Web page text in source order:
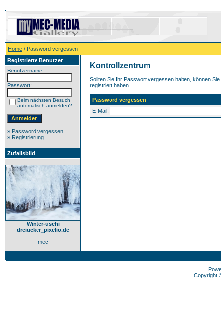
Home / Password vergessen
Registrierte Benutzer
Benutzername:
Passwort:
Beim nächsten Besuch
automatisch anmelden?
» Password vergessen
» Registrierung
Zufallsbild
Winter-uschi
dreiucker_pixelio.de
mec
Kontrollzentrum
Sollten Sie Ihr Passwort vergessen haben, können
registriert haben.
Password vergessen
E-Mail:
Copyright